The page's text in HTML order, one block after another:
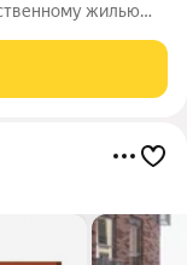
жилью
Григорьева,